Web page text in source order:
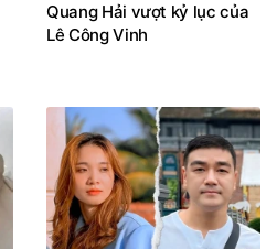
Quang Hải vượt kỷ lục của
Lê Công Vinh